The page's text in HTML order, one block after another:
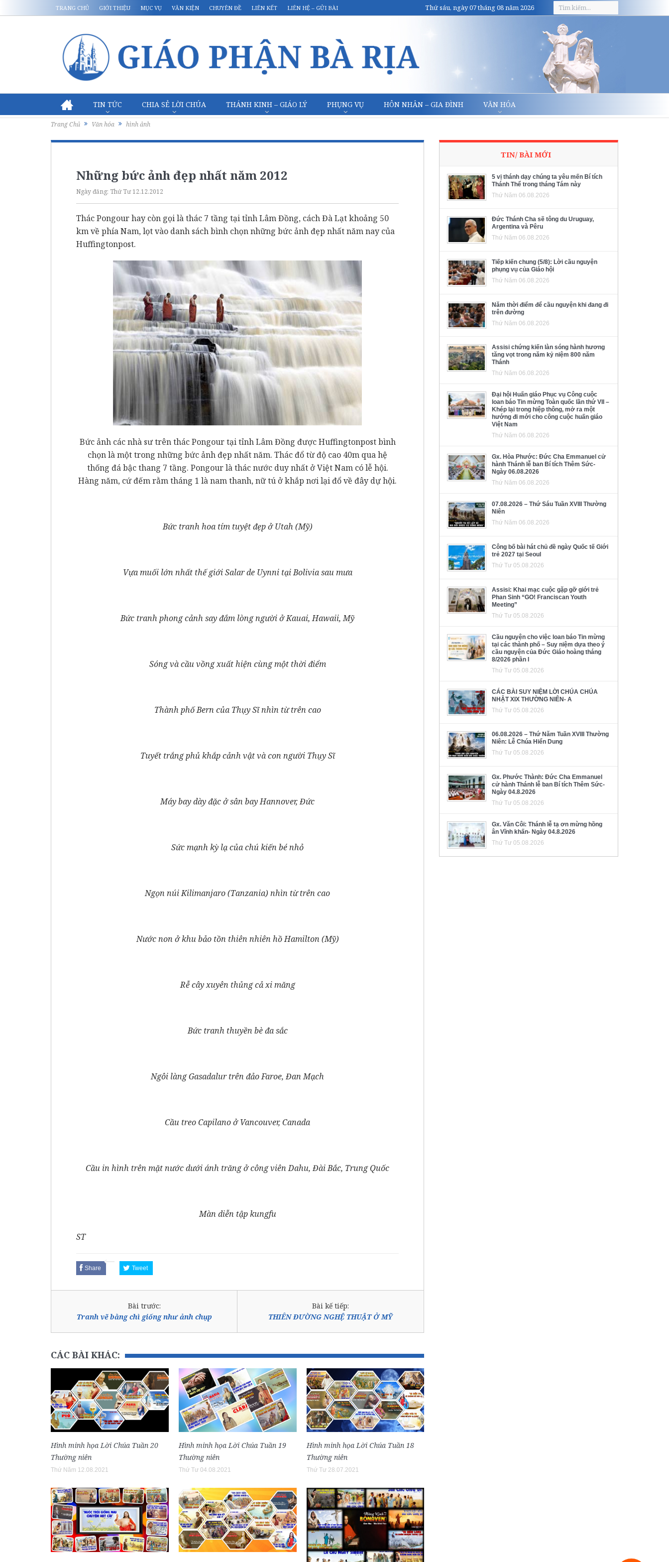
TRANG CHỦ GIỚI THIỆU MỤC VỤ VĂN KIỆN CHUYÊN ĐỀ LIÊN KẾT LIÊN HỆ – GỬI BÀI Thứ sáu, ngày 07 tháng 08 năm 2026
TIN TỨC CHIA SẺ LỜI CHÚA THÁNH KINH – GIÁO LÝ PHỤNG VỤ HÔN NHÂN – GIA ĐÌNH VĂN HÓA
Trang Chủ Văn hóa hình ảnh
Những bức ảnh đẹp nhất năm 2012
Ngày đăng: Thứ Tư 12.12.2012
Thác Pongour hay còn gọi là thác 7 tầng tại tỉnh Lâm Đồng, cách Đà Lạt khoảng 50
km về phía Nam, lọt vào danh sách bình chọn những bức ảnh đẹp nhất năm nay của
Huffingtonpost.
Bức ảnh các nhà sư trên thác Pongour tại tỉnh Lâm Đồng được Huffingtonpost bình
chọn là một trong những bức ảnh đẹp nhất năm. Thác đổ từ độ cao 40m qua hệ
thống đá bậc thang 7 tầng. Pongour là thác nước duy nhất ở Việt Nam có lễ hội.
Hàng năm, cứ đếm rằm tháng 1 là nam thanh, nữ tú ở khắp nơi lại đổ về đây dự hội.
Bức tranh hoa tím tuyệt đẹp ở Utah (Mỹ)
Vựa muối lớn nhất thế giới Salar de Uynni tại Bolivia sau mưa
Bức tranh phong cảnh say đắm lòng người ở Kauai, Hawaii, Mỹ
Sóng và cầu vồng xuất hiện cùng một thời điểm
Thành phố Bern của Thụy Sĩ nhìn từ trên cao
Tuyết trắng phủ khắp cảnh vật và con người Thụy Sĩ
Máy bay dày đặc ở sân bay Hannover, Đức
Sức mạnh kỳ lạ của chú kiến bé nhỏ
Ngọn núi Kilimanjaro (Tanzania) nhìn từ trên cao
Nước non ở khu bảo tồn thiên nhiên hồ Hamilton (Mỹ)
Rễ cây xuyên thủng cả xi măng
Bức tranh thuyền bè đa sắc
Ngôi làng Gasadalur trên đảo Faroe, Đan Mạch
Cầu treo Capilano ở Vancouver, Canada
Cầu in hình trên mặt nước dưới ánh trăng ở công viên Dahu, Đài Bắc, Trung Quốc
Màn diễn tập kungfu
ST
Share Tweet
Bài trước:
Tranh vẽ bằng chì giống như ảnh chụp
Bài kế tiếp:
THIÊN ĐƯỜNG NGHỆ THUẬT Ở MỸ
CÁC BÀI KHÁC:
Hình minh họa Lời Chúa Tuần 20
Thường niên
Thứ Năm 12.08.2021
Hình minh họa Lời Chúa Tuần 19
Thường niên
Thứ Tư 04.08.2021
Hình minh họa Lời Chúa Tuần 18
Thường niên
Thứ Tư 28.07.2021
TIN/ BÀI MỚI
5 vị thánh dạy chúng ta yêu mến Bí tích
Thánh Thể trong tháng Tám này
Thứ Năm 06.08.2026
Đức Thánh Cha sẽ tông du Uruguay,
Argentina và Pêru
Thứ Năm 06.08.2026
Tiếp kiến chung (5/8): Lời cầu nguyện
phụng vụ của Giáo hội
Thứ Năm 06.08.2026
Năm thời điểm để cầu nguyện khi đang đi
trên đường
Thứ Năm 06.08.2026
Assisi chứng kiến làn sóng hành hương
tăng vọt trong năm kỷ niệm 800 năm
Thánh
Thứ Năm 06.08.2026
Đại hội Huấn giáo Phục vụ Công cuộc
loan báo Tin mừng Toàn quốc lần thứ VII –
Khép lại trong hiệp thông, mở ra một
hướng đi mới cho công cuộc huấn giáo
Việt Nam
Thứ Năm 06.08.2026
Gx. Hòa Phước: Đức Cha Emmanuel cử
hành Thánh lễ ban Bí tích Thêm Sức-
Ngày 06.08.2026
Thứ Năm 06.08.2026
07.08.2026 – Thứ Sáu Tuần XVIII Thường
Niên
Thứ Năm 06.08.2026
Công bố bài hát chủ đề ngày Quốc tế Giới
trẻ 2027 tại Seoul
Thứ Tư 05.08.2026
Assisi: Khai mạc cuộc gặp gỡ giới trẻ
Phan Sinh “GO! Franciscan Youth
Meeting”
Thứ Tư 05.08.2026
Cầu nguyện cho việc loan báo Tin mừng
tại các thành phố – Suy niệm dựa theo ý
cầu nguyện của Đức Giáo hoàng tháng
8/2026 phần I
Thứ Tư 05.08.2026
CÁC BÀI SUY NIỆM LỜI CHÚA CHÚA
NHẬT XIX THƯỜNG NIÊN- A
Thứ Tư 05.08.2026
06.08.2026 – Thứ Năm Tuần XVIII Thường
Niên: Lễ Chúa Hiển Dung
Thứ Tư 05.08.2026
Gx. Phước Thành: Đức Cha Emmanuel
cử hành Thánh lễ ban Bí tích Thêm Sức-
Ngày 04.8.2026
Thứ Tư 05.08.2026
Gx. Văn Côi: Thánh lễ tạ ơn mừng hồng
ân Vĩnh khấn- Ngày 04.8.2026
Thứ Tư 05.08.2026